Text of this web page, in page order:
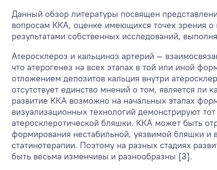
Данный обзор литературы посвящен
вопросам ККА, оценке имеющихся точек зрения
результатами собственных исследований,
Атеросклероз и кальциноз артерий —
что атерогенез на всех этапах в той или иной
отложением депозитов кальция внутри
отсутствует единство мнений о том, является ли
развитие ККА возможно на начальных этапах
визуализационных технологий демонстрируют
атеросклеротической бляшки. ККА может быть
формирования нестабильной, уязвимой бляшки
статинотерапии. Поэтому на разных стадиях
быть весьма изменчивы и разнообразны [3].